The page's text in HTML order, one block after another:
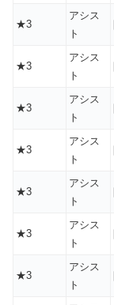
★3
アシス
ト
★3
アシス
ト
★3
アシス
ト
★3
アシス
ト
★3
アシス
ト
★3
アシス
ト
★3
アシス
ト